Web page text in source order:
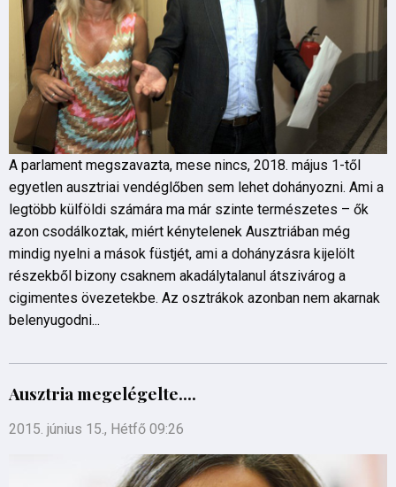
A parlament megszavazta, mese nincs, 2018. május 1-től
egyetlen ausztriai vendéglőben sem lehet dohányozni. Ami a
legtöbb külföldi számára ma már szinte természetes – ők
azon csodálkoztak, miért kénytelenek Ausztriában még
mindig nyelni a mások füstjét, ami a dohányzásra kijelölt
részekből bizony csaknem akadálytalanul átszivárog a
cigimentes övezetekbe. Az osztrákok azonban nem akarnak
belenyugodni...
Ausztria megelégelte....
2015. június 15., Hétfő 09:26